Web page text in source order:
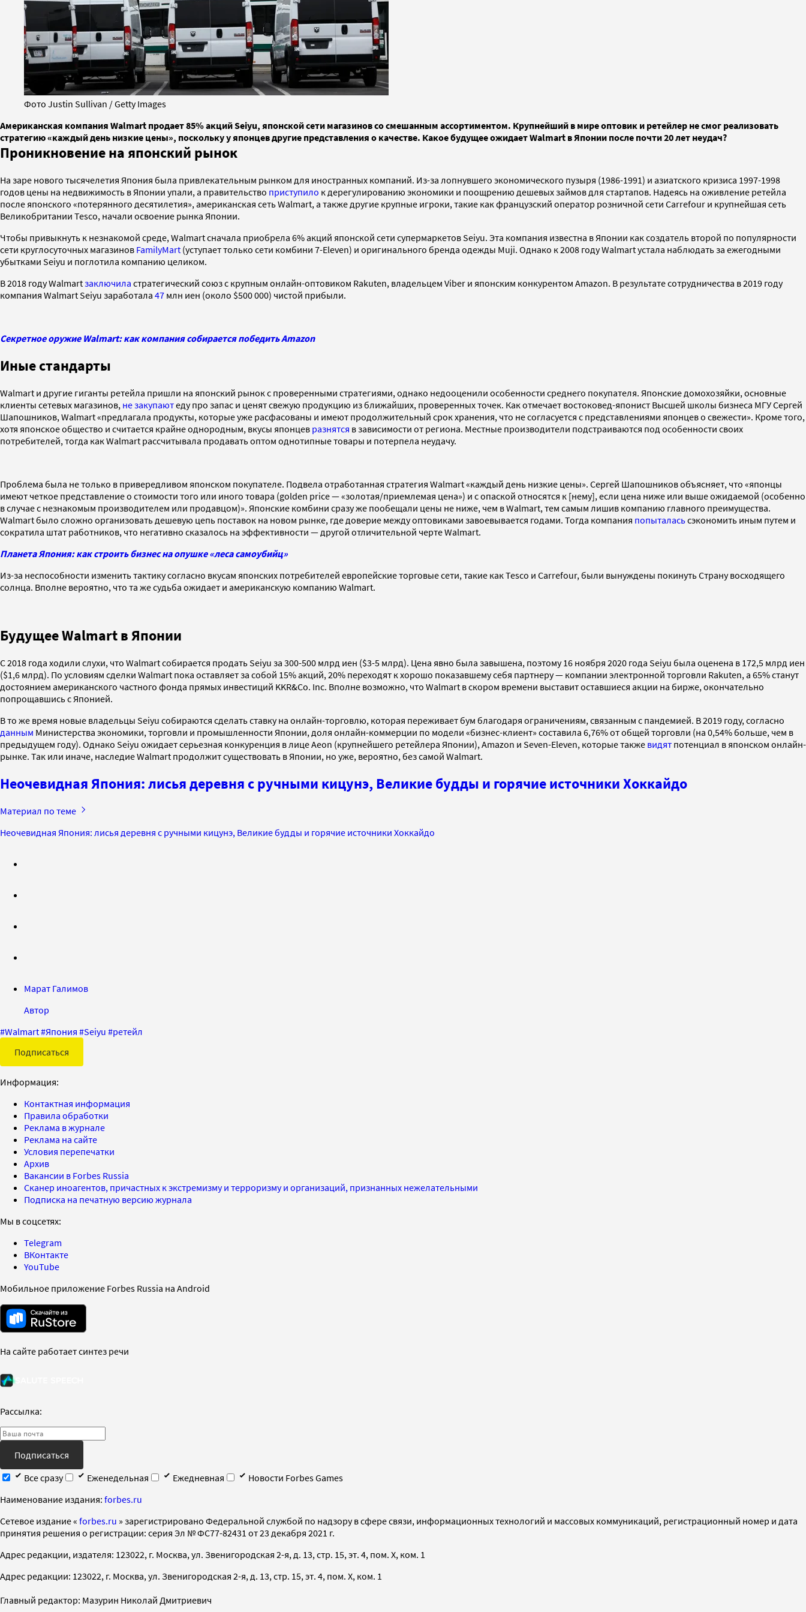
Фото Justin Sullivan / Getty Images
Американская компания Walmart продает 85% акций Seiyu, японской сети магазинов со смешанным ассортиментом. Крупнейший в мире оптовик и ретейлер не смог реализовать
стратегию «каждый день низкие цены», поскольку у японцев другие представления о качестве. Какое будущее ожидает Walmart в Японии после почти 20 лет неудач?
Проникновение на японский рынок
На заре нового тысячелетия Япония была привлекательным рынком для иностранных компаний. Из-за лопнувшего экономического пузыря (1986-1991) и азиатского кризиса 1997-1998
годов цены на недвижимость в Японии упали, а правительство приступило к дерегулированию экономики и поощрению дешевых займов для стартапов. Надеясь на оживление ретейла
после японского «потерянного десятилетия», американская сеть Walmart, а также другие крупные игроки, такие как французский оператор розничной сети Carrefour и крупнейшая сеть
Великобритании Tesco, начали освоение рынка Японии.
Чтобы привыкнуть к незнакомой среде, Walmart сначала приобрела 6% акций японской сети супермаркетов Seiyu. Эта компания известна в Японии как создатель второй по популярности
сети круглосуточных магазинов FamilyMart (уступает только сети комбини 7-Eleven) и оригинального бренда одежды Muji. Однако к 2008 году Walmart устала наблюдать за ежегодными
убытками Seiyu и поглотила компанию целиком.
В 2018 году Walmartзаключила стратегический союз с крупным онлайн-оптовиком Rakuten, владельцем Viber и японским конкурентом Amazon. В результате сотрудничества в 2019 году
компания Walmart Seiyu заработала 47 млн иен (около $500 000) чистой прибыли.
Секретное оружие Walmart: как компания собирается победить Amazon
Иные стандарты
Walmart и другие гиганты ретейла пришли на японский рынок с проверенными стратегиями, однако недооценили особенности среднего покупателя. Японские домохозяйки, основные
клиенты сетевых магазинов, не закупаютеду про запас и ценят свежую продукцию из ближайших, проверенных точек. Как отмечает востоковед-японист Высшей школы бизнеса МГУ Сергей
Шапошников, Walmart «предлагала продукты, которые уже расфасованы и имеют продолжительный срок хранения, что не согласуется с представлениями японцев о свежести». Кроме того,
хотя японское общество и считается крайне однородным, вкусы японцев разнятся в зависимости от региона. Местные производители подстраиваются под особенности своих
потребителей, тогда как Walmart рассчитывала продавать оптом однотипные товары и потерпела неудачу.
Проблема была не только в привередливом японском покупателе. Подвела отработанная стратегия Walmart «каждый день низкие цены». Сергей Шапошников объясняет, что «японцы
имеют четкое представление о стоимости того или иного товара (golden price — «золотая/приемлемая цена») и с опаской относятся к [нему], если цена ниже или выше ожидаемой (особенно
в случае с незнакомым производителем или продавцом)». Японские комбини сразу же пообещали цены не ниже, чем в Walmart, тем самым лишив компанию главного преимущества.
Walmart было сложно организовать дешевую цепь поставок на новом рынке, где доверие между оптовиками завоевывается годами. Тогда компания попыталасьсэкономить иным путем и
сократила штат работников, что негативно сказалось на эффективности — другой отличительной черте Walmart.
Планета Япония: как строить бизнес на опушке «леса самоубийц»
Из-за неспособности изменить тактику согласно вкусам японских потребителей европейские торговые сети, такие как Tesco и Carrefour, были вынуждены покинуть Страну восходящего
солнца. Вполне вероятно, что та же судьба ожидает и американскую компанию Walmart.
Будущее Walmart в Японии
С 2018 года ходили слухи, что Walmart собирается продать Seiyu за 300-500 млрд иен ($3-5 млрд). Цена явно была завышена, поэтому 16 ноября 2020 года Seiyu была оценена в 172,5 млрд иен
($1,6 млрд). По условиям сделки Walmart пока оставляет за собой 15% акций, 20% переходят к хорошо показавшему себя партнеру — компании электронной торговли Rakuten, а 65% станут
достоянием американского частного фонда прямых инвестиций KKR&Co. Inc. Вполне возможно, что Walmart в скором времени выставит оставшиеся акции на бирже, окончательно
попрощавшись с Японией.
В то же время новые владельцы Seiyu собираются сделать ставку на онлайн-торговлю, которая переживает бум благодаря ограничениям, связанным с пандемией. В 2019 году, согласно
данным Министерства экономики, торговли и промышленности Японии, доля онлайн-коммерции по модели «бизнес-клиент» составила 6,76% от общей торговли (на 0,54% больше, чем в
предыдущем году). Однако Seiyu ожидает серьезная конкуренция в лице Aeon (крупнейшего ретейлера Японии), Amazon и Seven-Eleven, которые также видят потенциал в японском онлайн-
рынке. Так или иначе, наследие Walmart продолжит существовать в Японии, но уже, вероятно, без самой Walmart.
Неочевидная Япония: лисья деревня с ручными кицунэ, Великие будды и горячие источники Хоккайдо
Материал по теме
Неочевидная Япония: лисья деревня с ручными кицунэ, Великие будды и горячие источники Хоккайдо
Марат Галимов
Автор
#Walmart#Япония #Seiyu #ретейл
Подписаться
Информация:
Контактная информация
Правила обработки
Реклама в журнале
Реклама на сайте
Условия перепечатки
Архив
Вакансии в Forbes Russia
Сканер иноагентов, причастных к экстремизму и терроризму и организаций, признанных нежелательными
Подписка на печатную версию журнала
Мы в соцсетях:
Telegram
ВКонтакте
YouTube
Мобильное приложение Forbes Russia на Android
На сайте работает синтез речи
Рассылка:
Подписаться
Все сразу
Еженедельная Ежедневная
Новости Forbes Games
Наименование издания: forbes.ru
Cетевое издание « forbes.ru » зарегистрировано Федеральной службой по надзору в сфере связи, информационных технологий и массовых коммуникаций, регистрационный номер и дата
принятия решения о регистрации: серия Эл № ФС77-82431 от 23 декабря 2021 г.
Адрес редакции, издателя: 123022, г. Москва, ул. Звенигородская 2-я, д. 13, стр. 15, эт. 4, пом. X, ком. 1
Адрес редакции: 123022, г. Москва, ул. Звенигородская 2-я, д. 13, стр. 15, эт. 4, пом. X, ком. 1
Главный редактор: Мазурин Николай Дмитриевич